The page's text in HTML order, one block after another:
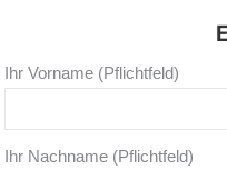
Ihr Vorname (Pflichtfeld)
Ihr Nachname (Pflichtfeld)